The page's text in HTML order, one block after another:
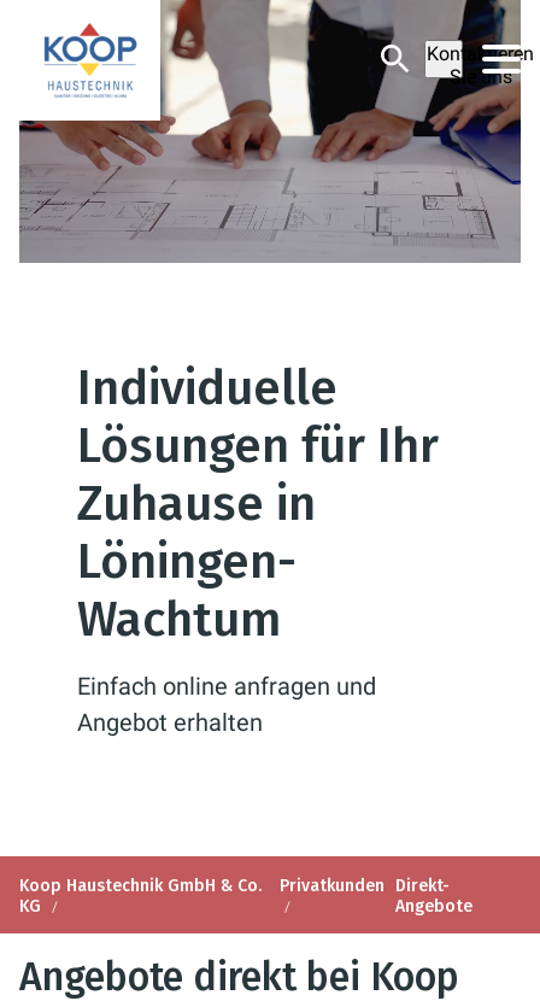
Kontaktieren
Sie uns
Individuelle
Lösungen für Ihr
Zuhause in
Löningen-
Wachtum
Einfach online anfragen und
Angebot erhalten
Koop Haustechnik GmbH & Co.
KG
Privatkunden
Direkt-
Angebote
Angebote direkt bei Koop